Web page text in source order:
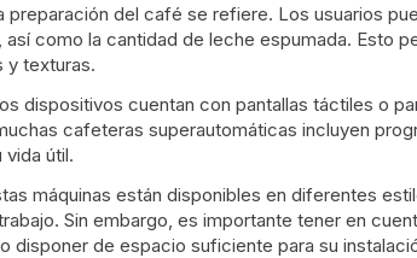
del café se refiere. Los usuarios
como la cantidad de leche espumada. Esto
y texturas.
dispositivos cuentan con pantallas táctiles o
cafeteras superautomáticas incluyen
útil.
máquinas están disponibles en diferentes
Sin embargo, es importante tener en
de espacio suficiente para su